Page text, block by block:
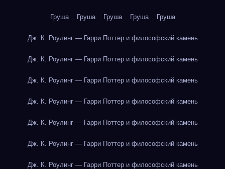
Груша Груша Груша Груша Груша
Дж. К. Роулинг — Гарри Поттер и философский камень
Дж. К. Роулинг — Гарри Поттер и философский камень
Дж. К. Роулинг — Гарри Поттер и философский камень
Дж. К. Роулинг — Гарри Поттер и философский камень
Дж. К. Роулинг — Гарри Поттер и философский камень
Дж. К. Роулинг — Гарри Поттер и философский камень
Дж. К. Роулинг — Гарри Поттер и философский камень